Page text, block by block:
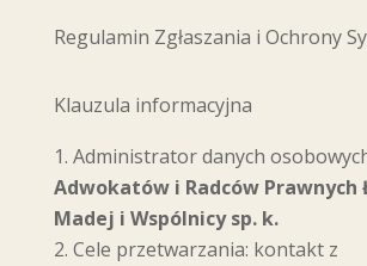
Regulamin Zgłaszania i Ochrony
Klauzula informacyjna
Administrator danych
Adwokatów i Radców Prawnych
Madej i Wspólnicy sp. k.
Cele przetwarzania: kontakt z